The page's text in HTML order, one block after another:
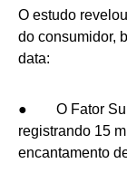
O estudo
do consumidor,
data:
● O Fator
registrando 15
encantamento